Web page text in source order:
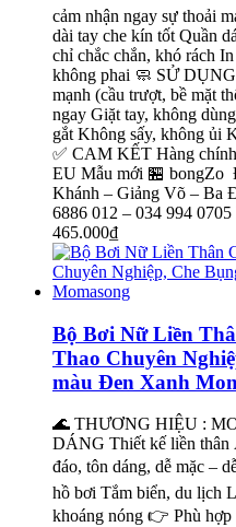
cảm nhận ngay sự thoải
dài tay che kín tốt Quần
chỉ chắc chắn, khó rách
không phai 🧼 SỬ
mạnh (cầu trượt, bề mặt
ngay Giặt tay, không
gắt Không sấy, không ủi
✅ CAM KẾT Hàng
EU Mẫu mới 🏪 bongZo
Khánh – Giảng Võ – Ba
6886 012 – 034 994
465.000₫
Bộ Bơi Nữ Liền
Thao Chuyên
màu Đen Xanh
🌊 THƯƠNG HIỆU :
DÁNG Thiết kế liền thân
đáo, tôn dáng, dễ mặc –
hồ bơi Tắm biển, du lịch
khoáng nóng 👉 Phù